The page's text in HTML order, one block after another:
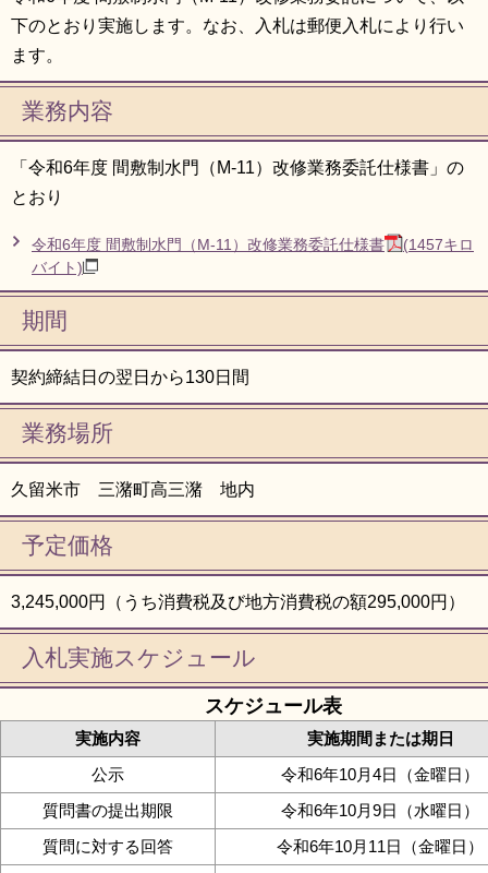
下のとおり実施します。なお、入札は郵便入札により行い
ます。
業務内容
「令和6年度 間敷制水門（M-11）改修業務委託仕様書」の
とおり
令和6年度 間敷制水門（M-11）改修業務委託仕様書
(1457キロ
バイト)
期間
契約締結日の翌日から130日間
業務場所
久留米市 三潴町高三潴 地内
予定価格
3,245,000円（うち消費税及び地方消費税の額295,000円）
入札実施スケジュール
スケジュール表
実施内容
実施期間または期日
公示
令和6年10月4日（金曜日）
質問書の提出期限
令和6年10月9日（水曜日）
質問に対する回答
令和6年10月11日（金曜日）